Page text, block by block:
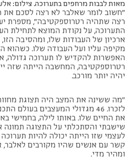
מאות לבבות מרחפים בתערוכה. צילום:
״חשוב לומר שאלבר לא רצה לסכם את
רצה שתהיה רטרוספקטיבה״, מספרת
התערוכה, על נקודת המוצא לתחילת
ארכיון של העבודות שלו, ומהסיבה
מקיפה עליו ועל העבודה שלו. כשהוא
האפשרות להקדיש לו תערוכה גדולה,
רטרוספקטיבה, המחשבה הייתה שזה
יהיה יותר מורכב.
"מה ששינה את המצב היה תצוגת
לזכרו. 46 מגדולי המעצבים
את החיים שלו. באותו לילה, בחמישי
שישבתי והסתכלתי על התצוגה תמונה
לעצמי שזו הייתה יכולה להיות
קשר עם אנשים שהיו מקורבים לאלבר,
ומהיר מדי.